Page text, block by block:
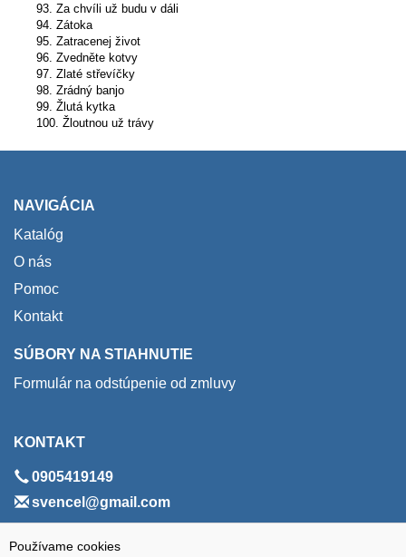
Používame cookies
93. Za chvíli už budu v dáli
94. Zátoka
95. Zatracenej život
96. Zvedněte kotvy
97. Zlaté střevíčky
98. Zrádný banjo
99. Žlutá kytka
100. Žloutnou už trávy
NAVIGÁCIA
Katalóg
O nás
Pomoc
Kontakt
SÚBORY NA STIAHNUTIE
Formulár na odstúpenie od zmluvy
KONTAKT
0905419149
svencel@gmail.com
ADRESA